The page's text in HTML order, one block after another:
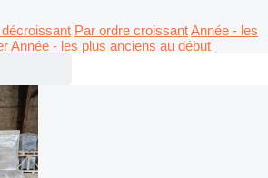
Par ordre croissantAnnée - les
Année - les plus anciens au début